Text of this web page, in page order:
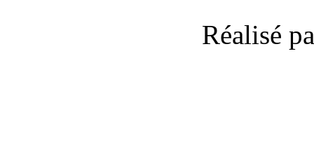
Réalisé